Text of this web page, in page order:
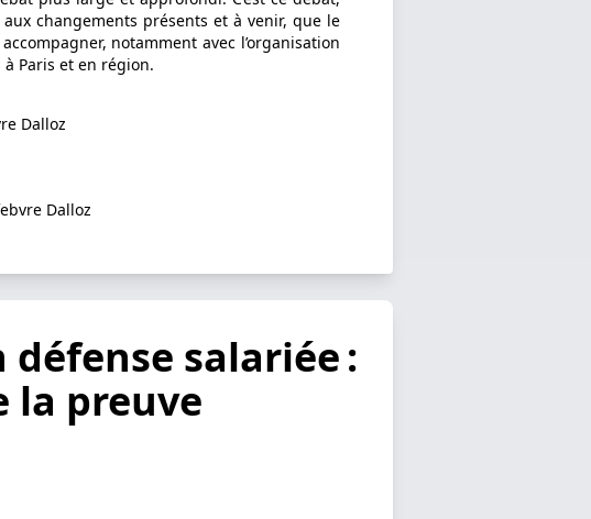
changements présents et à venir, que le
notamment avec l’organisation
Paris et en région.
Dalloz
Dalloz
défense salariée :
la preuve